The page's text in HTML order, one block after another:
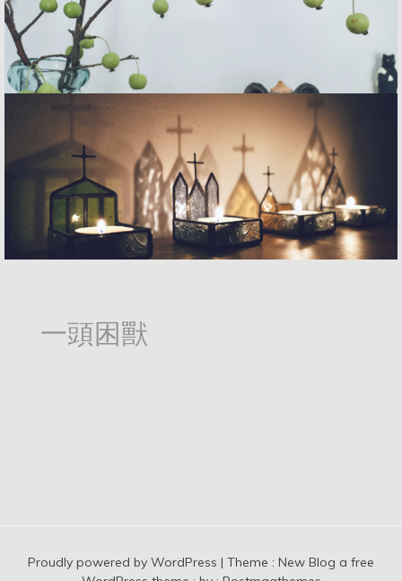
一頭困獸
Proudly powered by WordPress | Theme : New Blog a free